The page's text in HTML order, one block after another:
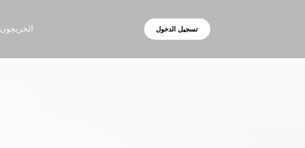
الخريجون تسجيل الدخول